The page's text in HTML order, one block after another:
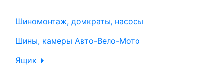
Шиномонтаж, домкраты, насосы
Шины, камеры Авто-Вело-Мото
Ящик